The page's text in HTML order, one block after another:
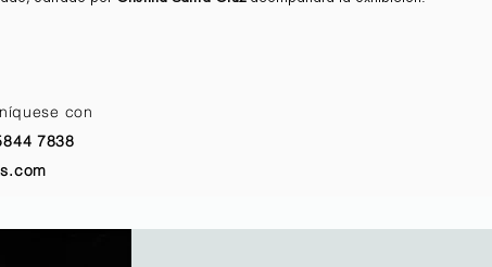
con
7838